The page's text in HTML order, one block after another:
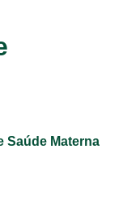
Saúde Materna